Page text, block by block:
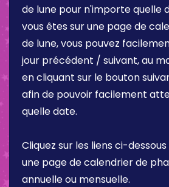
de lune pour n'importe quelle
vous êtes sur une page de
de lune, vous pouvez
jour précédent / suivant, au
en cliquant sur le bouton
afin de pouvoir facilement
quelle date.
Cliquez sur les liens ci-
une page de calendrier de
annuelle ou mensuelle.